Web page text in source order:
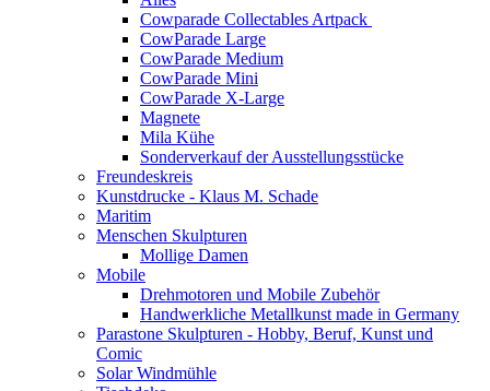
Cowparade Collectables Artpack
CowParade Large
CowParade Medium
CowParade Mini
CowParade X-Large
Magnete
Mila Kühe
Sonderverkauf der Ausstellungsstücke
Freundeskreis
Kunstdrucke - Klaus M. Schade
Maritim
Menschen Skulpturen
Mollige Damen
Mobile
Drehmotoren und Mobile Zubehör
Handwerkliche Metallkunst made in Germany
Parastone Skulpturen - Hobby, Beruf, Kunst und
Comic
Solar Windmühle